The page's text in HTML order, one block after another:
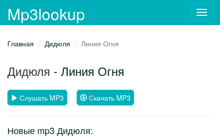
Mp3lookup
Главная Дидюля Линия Огня
Дидюля - Линия Огня
Слушать MP3 Скачать MP3
Новые mp3 Дидюля: